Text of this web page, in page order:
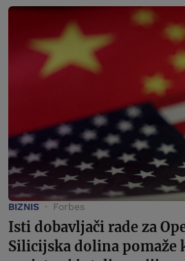
BIZNIS Forbes
Isti dobavljači rade za
Silicijska dolina pomaže